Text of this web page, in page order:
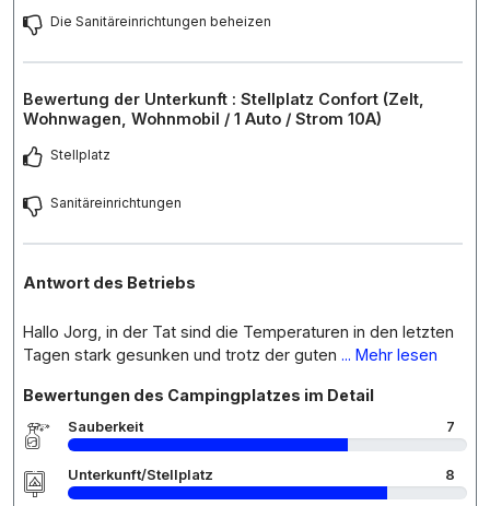
Die Sanitäreinrichtungen beheizen
Bewertung der Unterkunft : Stellplatz Confort (Zelt,
Wohnwagen, Wohnmobil / 1 Auto / Strom 10A)
Stellplatz
Sanitäreinrichtungen
Antwort des Betriebs
Hallo Jorg, in der Tat sind die Temperaturen in den letzten
Tagen stark gesunken und trotz der guten ... Mehr lesen
Bewertungen des Campingplatzes im Detail
Sauberkeit 7
Unterkunft/Stellplatz 8